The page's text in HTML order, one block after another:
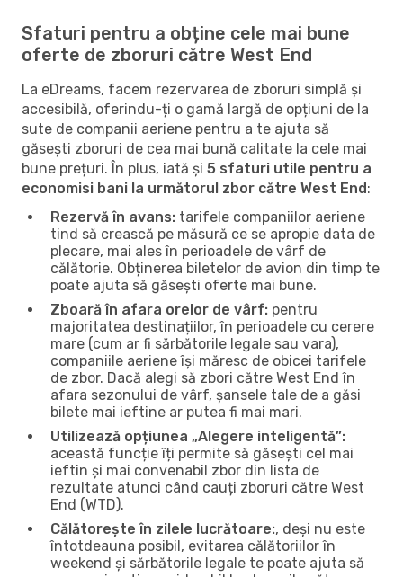
Sfaturi pentru a obține cele mai bune
oferte de zboruri către West End
La eDreams, facem rezervarea de zboruri simplă și
accesibilă, oferindu-ți o gamă largă de opțiuni de la
sute de companii aeriene pentru a te ajuta să
găsești zboruri de cea mai bună calitate la cele mai
bune prețuri. În plus, iată și 5 sfaturi utile pentru a
economisi bani la următorul zbor către West End:
Rezervă în avans: tarifele companiilor aeriene
tind să crească pe măsură ce se apropie data de
plecare, mai ales în perioadele de vârf de
călătorie. Obținerea biletelor de avion din timp te
poate ajuta să găsești oferte mai bune.
Zboară în afara orelor de vârf: pentru
majoritatea destinațiilor, în perioadele cu cerere
mare (cum ar fi sărbătorile legale sau vara),
companiile aeriene își măresc de obicei tarifele
de zbor. Dacă alegi să zbori către West End în
afara sezonului de vârf, șansele tale de a găsi
bilete mai ieftine ar putea fi mai mari.
Utilizează opțiunea „Alegere inteligentă”:
această funcție îți permite să găsești cel mai
ieftin și mai convenabil zbor din lista de
rezultate atunci când cauți zboruri către West
End (WTD).
Călătorește în zilele lucrătoare:, deși nu este
întotdeauna posibil, evitarea călătoriilor în
weekend și sărbătorile legale te poate ajuta să